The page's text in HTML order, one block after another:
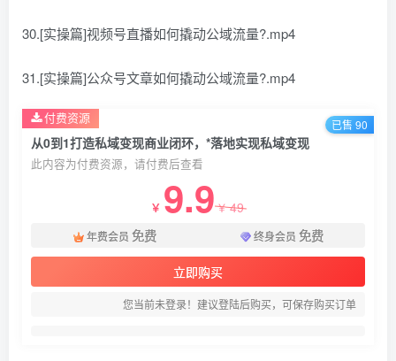
30.[实操篇]视频号直播如何撬动公域流量?.mp4
31.[实操篇]公众号文章如何撬动公域流量?.mp4
从0到1打造私域变现商业闭环，*落地实现私域变现
此内容为付费资源，请付费后查看
￥ 9.9￥49
年费会员 免费 终身会员 免费
立即购买
您当前未登录！建议登陆后购买，可保存购买订单
付费资源 已售 90